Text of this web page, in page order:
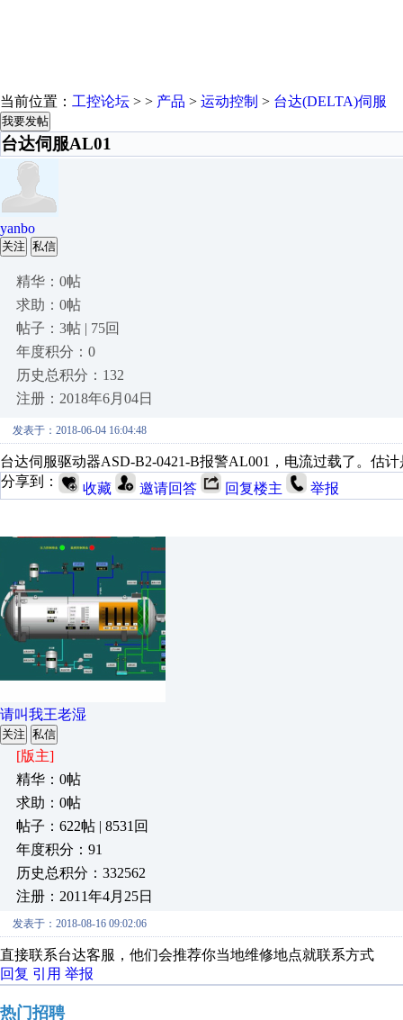
当前位置： 工控论坛 > > 产品 > 运动控制 > 台达(DELTA)伺服
我要发帖
台达伺服AL01
yanbo
关注 私信
精华：0帖
求助：0帖
帖子：3帖 | 75回
年度积分：0
历史总积分：132
注册：2018年6月04日
发表于：2018-06-04 16:04:48
台达伺服驱动器ASD-B2-0421-B报警AL001，电流过载了。估
分享到：
收藏 邀请回答 回复楼主 举报
请叫我王老湿
关注 私信
[版主]
精华：0帖
求助：0帖
帖子：622帖 | 8531回
年度积分：91
历史总积分：332562
注册：2011年4月25日
发表于：2018-08-16 09:02:06
直接联系台达客服，他们会推荐你当地维修地点就联系方式
回复 引用 举报
热门招聘